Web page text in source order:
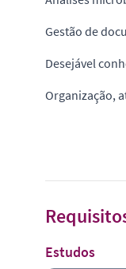
Gestão de
Desejável
Organização,
Estudos